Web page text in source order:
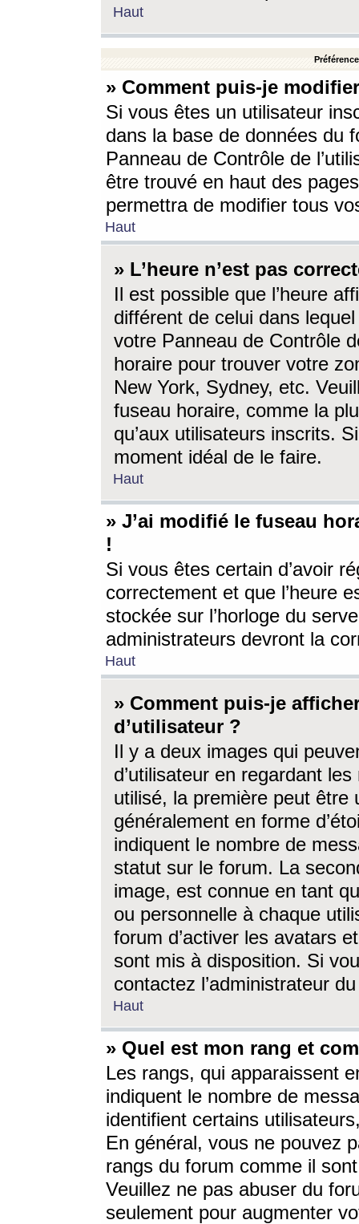
Haut
» Comment puis-je
Si vous êtes un utilisateur
dans la base de données du
Panneau de Contrôle de
être trouvé en haut des
permettra de modifier tous
Haut
» L’heure n’est pas
Il est possible que l’heure
différent de celui dans
votre Panneau de Contrôle
horaire pour trouver votre
New York, Sydney, etc.
fuseau horaire, comme la
qu’aux utilisateurs inscrits.
moment idéal de le faire.
Haut
» J’ai modifié le fuseau
!
Si vous êtes certain d’avoir
correctement et que l’heure
stockée sur l’horloge du
administrateurs devront la
Haut
» Comment puis-je
d’utilisateur ?
Il y a deux images qui
d’utilisateur en regardant
utilisé, la première peut être
généralement en forme
indiquent le nombre de
statut sur le forum. La
image, est connue en tant
ou personnelle à chaque
forum d’activer les avatars
sont mis à disposition. Si
contactez l’administrateur
Haut
» Quel est mon rang et
Les rangs, qui apparaissent
indiquent le nombre de
identifient certains
En général, vous ne pouvez
rangs du forum comme il
Veuillez ne pas abuser du
seulement pour augmenter